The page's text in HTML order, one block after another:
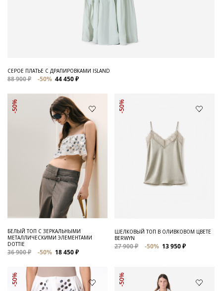
СЕРОЕ ПЛАТЬЕ С ДРАПИРОВКАМИ ISLAND
88 900 ₽ -50% 44 450 ₽
-50%
БЕЛЫЙ ТОП С ЗЕРКАЛЬНЫМИ
МЕТАЛЛИЧЕСКИМИ ЭЛЕМЕНТАМИ
DOTTIE
36 900 ₽ -50% 18 450 ₽
-50%
ШЕЛКОВЫЙ ТОП В ОЛИВКОВОМ ЦВЕТЕ
BERWYN
27 900 ₽ -50% 13 950 ₽
-50% -50%